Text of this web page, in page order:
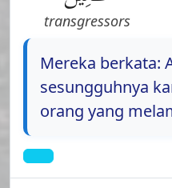
transgressors
Mereka berkata:
sesungguhnya
orang yang